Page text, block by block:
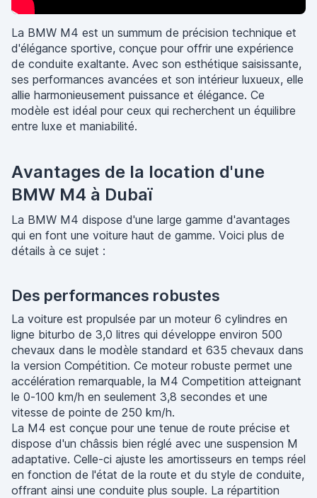
La BMW M4 est un summum de précision technique et
d'élégance sportive, conçue pour offrir une expérience
de conduite exaltante. Avec son esthétique saisissante,
ses performances avancées et son intérieur luxueux, elle
allie harmonieusement puissance et élégance. Ce
modèle est idéal pour ceux qui recherchent un équilibre
entre luxe et maniabilité.
Avantages de la location d'une
BMW M4 à Dubaï
La BMW M4 dispose d'une large gamme d'avantages
qui en font une voiture haut de gamme. Voici plus de
détails à ce sujet :
Des performances robustes
La voiture est propulsée par un moteur 6 cylindres en
ligne biturbo de 3,0 litres qui développe environ 500
chevaux dans le modèle standard et 635 chevaux dans
la version Compétition. Ce moteur robuste permet une
accélération remarquable, la M4 Competition atteignant
le 0-100 km/h en seulement 3,8 secondes et une
vitesse de pointe de 250 km/h.
La M4 est conçue pour une tenue de route précise et
dispose d'un châssis bien réglé avec une suspension M
adaptative. Celle-ci ajuste les amortisseurs en temps réel
en fonction de l'état de la route et du style de conduite,
offrant ainsi une conduite plus souple. La répartition